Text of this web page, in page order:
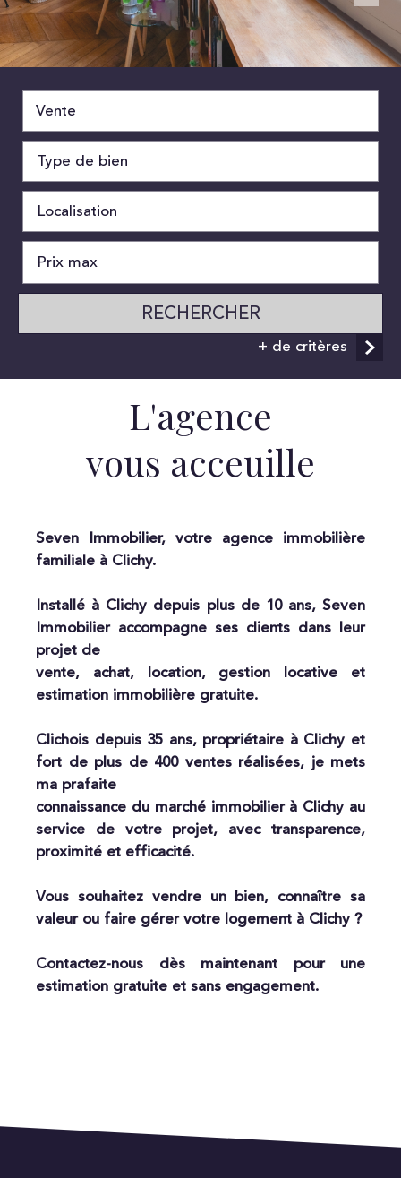
Vente
RECHERCHER
+ de critères
L'agence
vous acceuille
Seven Immobilier, votre agence immobilière
familiale à Clichy.
Installé à Clichy depuis plus de 10 ans, Seven
Immobilier accompagne ses clients dans leur
projet de
vente, achat, location, gestion locative et
estimation immobilière gratuite.
Clichois depuis 35 ans, propriétaire à Clichy et
fort de plus de 400 ventes réalisées, je mets
ma prafaite
connaissance du marché immobilier à Clichy au
service de votre projet, avec transparence,
proximité et efficacité.
Vous souhaitez vendre un bien, connaître sa
valeur ou faire gérer votre logement à Clichy ?
Contactez-nous dès maintenant pour une
estimation gratuite et sans engagement.